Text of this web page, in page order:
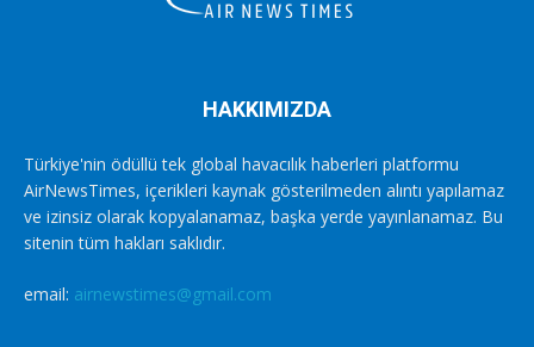
HAKKIMIZDA
Türkiye'nin ödüllü tek global havacılık haberleri platformu
AirNewsTimes, içerikleri kaynak gösterilmeden alıntı yapılamaz
ve izinsiz olarak kopyalanamaz, başka yerde yayınlanamaz. Bu
sitenin tüm hakları saklıdır.
email: airnewstimes@gmail.com